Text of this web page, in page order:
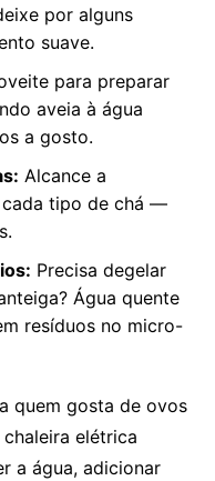
por alguns
suave.
para preparar
aveia à água
a gosto.
Alcance a
tipo de chá —
Precisa degelar
Água quente
resíduos no micro-
quem gosta de ovos
elétrica
a água, adicionar